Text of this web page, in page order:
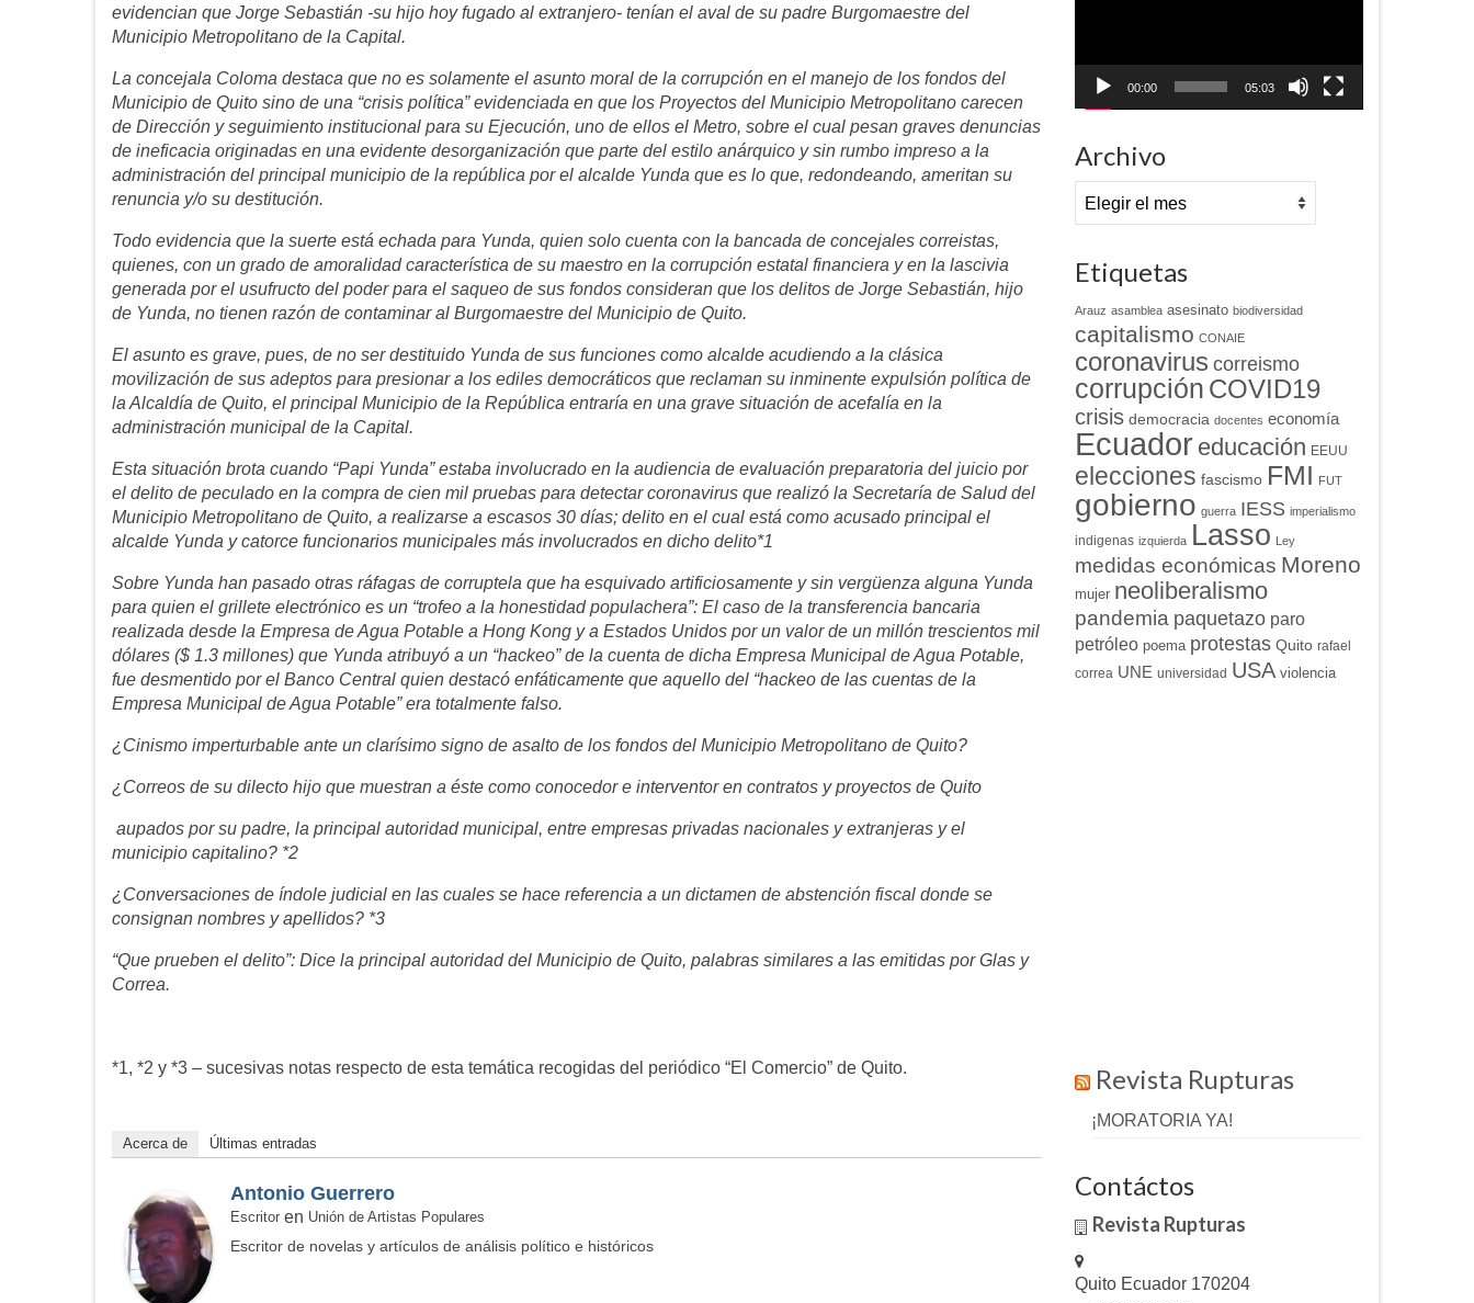
evidencian que Jorge Sebastián -su hijo hoy fugado al extranjero- tenían el aval de su padre Burgomaestre del
Municipio Metropolitano de la Capital.
La concejala Coloma destaca que no es solamente el asunto moral de la corrupción en el manejo de los fondos del
Municipio de Quito sino de una “crisis política” evidenciada en que los Proyectos del Municipio Metropolitano carecen
de Dirección y seguimiento institucional para su Ejecución, uno de ellos el Metro, sobre el cual pesan graves denuncias
de ineficacia originadas en una evidente desorganización que parte del estilo anárquico y sin rumbo impreso a la
administración del principal municipio de la república por el alcalde Yunda que es lo que, redondeando, ameritan su
renuncia y/o su destitución.
Todo evidencia que la suerte está echada para Yunda, quien solo cuenta con la bancada de concejales correistas,
quienes, con un grado de amoralidad característica de su maestro en la corrupción estatal financiera y en la lascivia
generada por el usufructo del poder para el saqueo de sus fondos consideran que los delitos de Jorge Sebastián, hijo
de Yunda, no tienen razón de contaminar al Burgomaestre del Municipio de Quito.
El asunto es grave, pues, de no ser destituido Yunda de sus funciones como alcalde acudiendo a la clásica
movilización de sus adeptos para presionar a los ediles democráticos que reclaman su inminente expulsión política de
la Alcaldía de Quito, el principal Municipio de la República entraría en una grave situación de acefalía en la
administración municipal de la Capital.
Esta situación brota cuando “Papi Yunda” estaba involucrado en la audiencia de evaluación preparatoria del juicio por
el delito de peculado en la compra de cien mil pruebas para detectar coronavirus que realizó la Secretaría de Salud del
Municipio Metropolitano de Quito, a realizarse a escasos 30 días; delito en el cual está como acusado principal el
alcalde Yunda y catorce funcionarios municipales más involucrados en dicho delito*1
Sobre Yunda han pasado otras ráfagas de corruptela que ha esquivado artificiosamente y sin vergüenza alguna Yunda
para quien el grillete electrónico es un “trofeo a la honestidad populachera”: El caso de la transferencia bancaria
realizada desde la Empresa de Agua Potable a Hong Kong y a Estados Unidos por un valor de un millón trescientos mil
dólares ($ 1.3 millones) que Yunda atribuyó a un “hackeo” de la cuenta de dicha Empresa Municipal de Agua Potable,
fue desmentido por el Banco Central quien destacó enfáticamente que aquello del “hackeo de las cuentas de la
Empresa Municipal de Agua Potable” era totalmente falso.
¿Cinismo imperturbable ante un clarísimo signo de asalto de los fondos del Municipio Metropolitano de Quito?
¿Correos de su dilecto hijo que muestran a éste como conocedor e interventor en contratos y proyectos de Quito
aupados por su padre, la principal autoridad municipal, entre empresas privadas nacionales y extranjeras y el
municipio capitalino? *2
¿ Conversaciones de índole judicial en las cuales se hace referencia a un dictamen de abstención fiscal donde se
consignan nombres y apellidos? *3
“Que prueben el delito”: Dice la principal autoridad del Municipio de Quito, palabras similares a las emitidas por Glas y
Correa.
*1, *2 y *3 – sucesivas notas respecto de esta temática recogidas del periódico “El Comercio” de Quito.
Acerca de Últimas entradas
Antonio Guerrero
Escritor en Unión de Artistas Populares
Escritor de novelas y artículos de análisis político e históricos
00:00 05:03
Archivo
Archivo
Etiquetas
Arauz asamblea asesinato biodiversidad
capitalismo CONAIE
coronavirus correismo
corrupción COVID19
crisis democracia docentes economía
Ecuador educación EEUU
elecciones fascismo FMI FUT
gobierno guerra IESS imperialismo
indigenas izquierda Lasso Ley
medidas económicas Moreno
mujer neoliberalismo
pandemia paquetazo paro
petróleo poema protestas Quito rafael
correa UNE universidad USA violencia
Revista Rupturas
¡MORATORIA YA!
Contáctos
Revista Rupturas
Quito Ecuador 170204